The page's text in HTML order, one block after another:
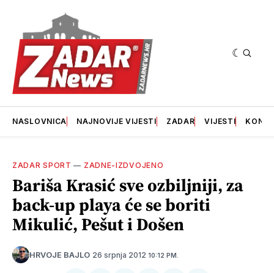
NASLOVNICA NAJNOVIJE VIJESTI ZADAR VIJESTI
ZADAR SPORT — ZADNE-IZDVOJENO
Bariša Krasić sve ozbiljniji, za
back-up playa će se boriti
Mikulić, Pešut i Došen
HRVOJE BAJLO 26 srpnja 2012 10:12 PM.